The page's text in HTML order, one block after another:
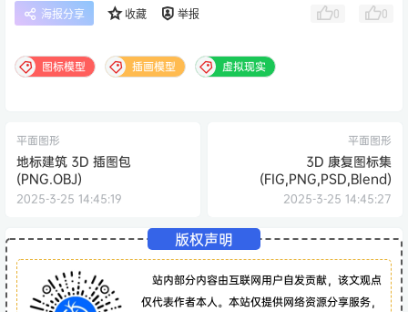
海报分享 收藏 举报 0 0
图标模型 插画模型 虚拟现实
平面图形
地标建筑 3D 插图包
(PNG.OBJ)
2025-3-25 14:45:19
平面图形
3D 康复图标集
(FIG,PNG,PSD,Blend)
2025-3-25 14:45:27
版权声明
站内部分内容由互联网用户自发贡献，该文观点
仅代表作者本人。本站仅提供网络资源分享服务，